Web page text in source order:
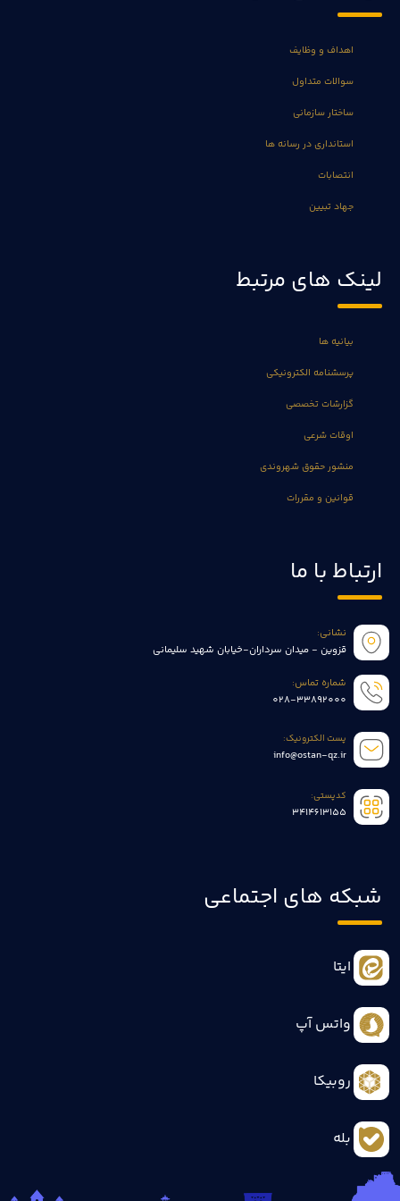
اهداف و وظایف
سوالات متداول
ساختار سازمانی
استانداری در رسانه ها
انتصابات
جهاد تبیین
لینک های مرتبط
بیانیه ها
پرسشنامه الکترونیکی
گزارشات تخصصی
اوقات شرعی
منشور حقوق شهروندی
قوانین و مقررات
ارتباط با ما
نشانی:
قزوین - میدان سرداران-خیابان شهید سلیمانی
شماره تماس:
028-33892000
پست الکترونیک:
info@ostan-qz.ir
کدپستی:
3414613155
شبکه های اجتماعی
ایتا
واتس آپ
روبیکا
بله